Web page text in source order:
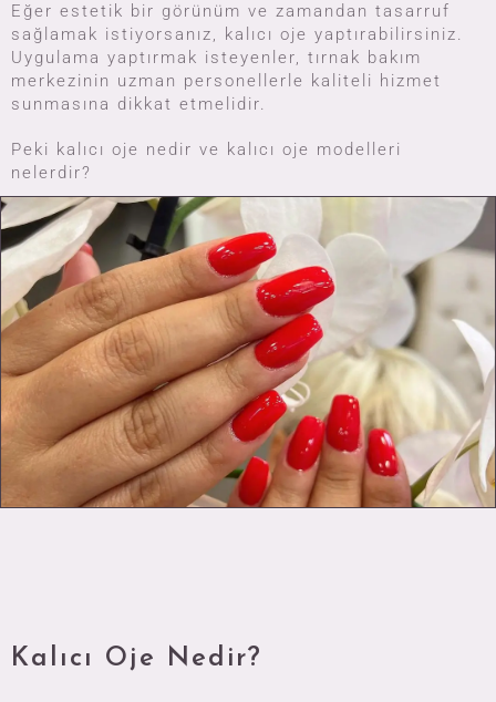
Eğer estetik bir görünüm ve zamandan tasarruf
sağlamak istiyorsanız, kalıcı oje yaptırabilirsiniz.
Uygulama yaptırmak isteyenler, tırnak bakım
merkezinin uzman personellerle kaliteli hizmet
sunmasına dikkat etmelidir.
Peki kalıcı oje nedir ve kalıcı oje modelleri
nelerdir?
Nailyuba
Tel : +9 0532 399 56 88
Whatsapp İçin Tıkla
Kalıcı Oje Nedir?